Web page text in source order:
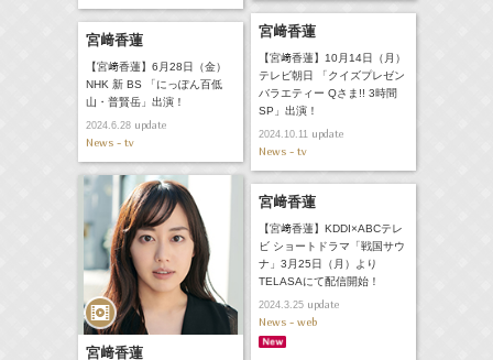
宮﨑香蓮
【宮﨑香蓮】10月14日（月）
テレビ朝日 「クイズプレゼン
バラエティー Qさま!! 3時間
SP」出演！
2024.10.11update
News - tv
宮﨑香蓮
【宮﨑香蓮】6月28日（金）
NHK 新 BS 「にっぽん百低
山・普賢岳」出演！
2024.6.28update
News - tv
宮﨑香蓮
宮﨑香蓮
【宮﨑香蓮】KDDI×ABCテレ
ビ ショートドラマ「戦国サウ
ナ」3月25日（月）より
TELASAにて配信開始！
2024.3.25update
News - web